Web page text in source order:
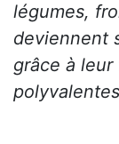
légumes,
deviennent
grâce à